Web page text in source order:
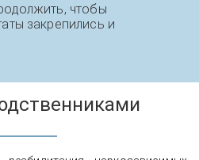
чтобы
закрепились и